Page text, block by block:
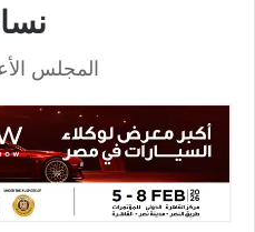
المجلس